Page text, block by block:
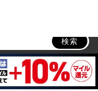
検索